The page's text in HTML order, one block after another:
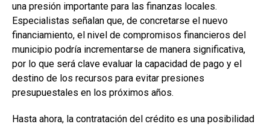
una presión importante para las finanzas locales.
Especialistas señalan que, de concretarse el nuevo
financiamiento, el nivel de compromisos financieros del
municipio podría incrementarse de manera significativa,
por lo que será clave evaluar la capacidad de pago y el
destino de los recursos para evitar presiones
presupuestales en los próximos años.
Hasta ahora, la contratación del crédito es una posibilidad